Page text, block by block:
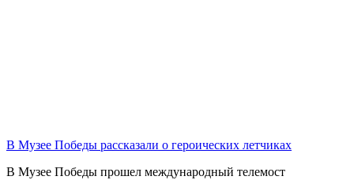
В Музее Победы рассказали о героических летчиках
В Музее Победы прошел международный телемост